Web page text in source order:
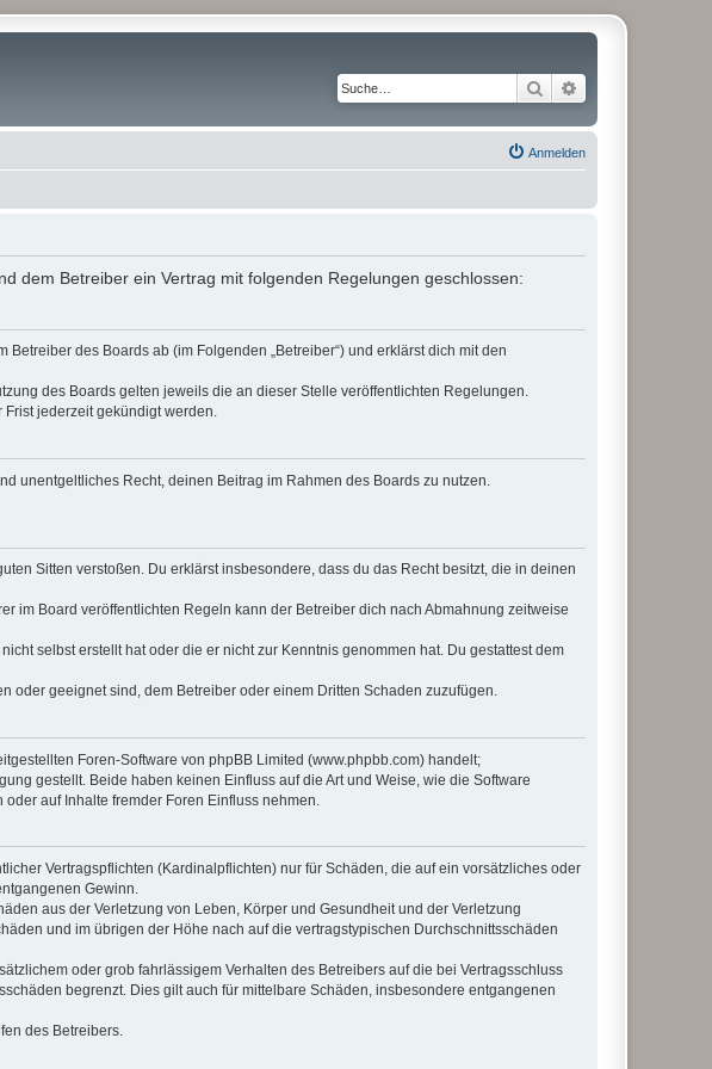
Suche
Anmelden
dem Betreiber ein Vertrag mit folgenden Regelungen geschlossen:
Betreiber des Boards ab (im Folgenden „Betreiber“) und erklärst dich mit den
des Boards gelten jeweils die an dieser Stelle veröffentlichten Regelungen.
jederzeit gekündigt werden.
unentgeltliches Recht, deinen Beitrag im Rahmen des Boards zu nutzen.
Sitten verstoßen. Du erklärst insbesondere, dass du das Recht besitzt, die in deinen
im Board veröffentlichten Regeln kann der Betreiber dich nach Abmahnung zeitweise
selbst erstellt hat oder die er nicht zur Kenntnis genommen hat. Du gestattest dem
oder geeignet sind, dem Betreiber oder einem Dritten Schaden zuzufügen.
Foren-Software von phpBB Limited (www.phpbb.com) handelt;
gestellt. Beide haben keinen Einfluss auf die Art und Weise, wie die Software
auf Inhalte fremder Foren Einfluss nehmen.
Vertragspflichten (Kardinalpflichten) nur für Schäden, die auf ein vorsätzliches oder
Gewinn.
aus der Verletzung von Leben, Körper und Gesundheit und der Verletzung
und im übrigen der Höhe nach auf die vertragstypischen Durchschnittsschäden
oder grob fahrlässigem Verhalten des Betreibers auf die bei Vertragsschluss
begrenzt. Dies gilt auch für mittelbare Schäden, insbesondere entgangenen
des Betreibers.